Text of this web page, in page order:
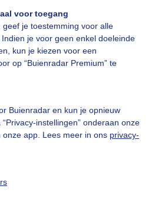
voor toegang
je toestemming voor alle
je voor geen enkel doeleinde
kun je kiezen voor een
op “Buienradar Premium” te
Buienradar en kun je opnieuw
instellingen” onderaan onze
app. Lees meer in ons privacy-